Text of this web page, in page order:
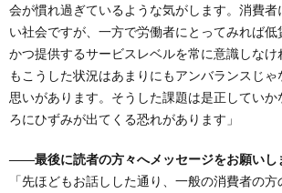
会が慣れ過ぎているような気がします。消費者
い社会ですが、一方で労働者にとってみれば低
かつ提供するサービスレベルを常に意識しなけ
もこうした状況はあまりにもアンバランスじゃ
思いがあります。そうした課題は是正していか
ろにひずみが出てくる恐れがあります」
――最後に読者の方々へメッセージをお願いし
「先ほどもお話しした通り、一般の消費者の